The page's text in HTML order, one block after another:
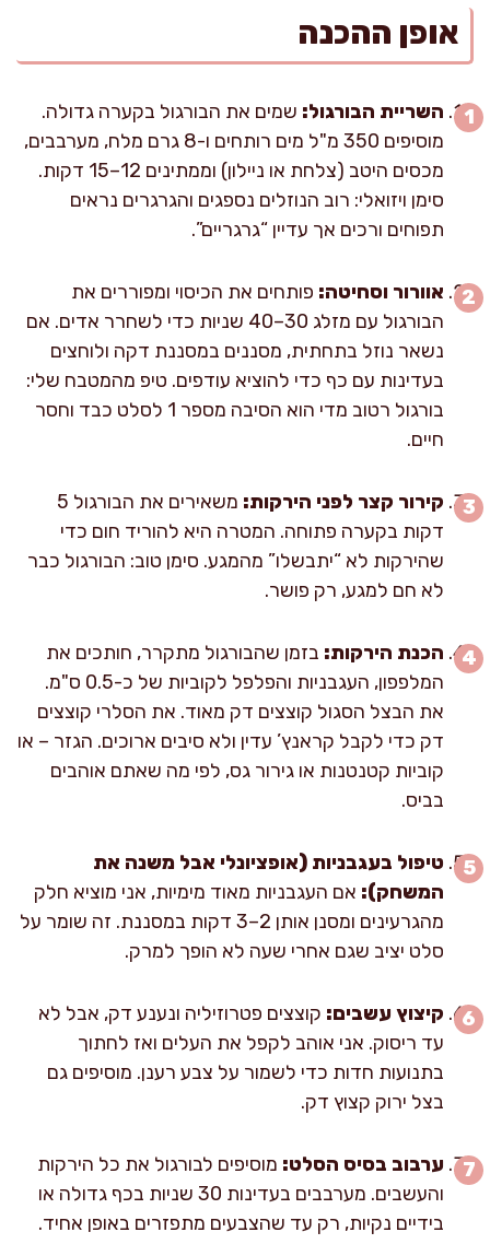
אופן ההכנה
השריית הבורגול: שמים את הבורגול בקערה גדולה.
מוסיפים 350 מ"ל מים רותחים ו-8 גרם מלח, מערבבים,
מכסים היטב (צלחת או ניילון) וממתינים 12–15 דקות.
סימן ויזואלי: רוב הנוזלים נספגים והגרגרים נראים
תפוחים ורכים אך עדיין “גרגריים”.
אוורור וסחיטה: פותחים את הכיסוי ומפוררים את
הבורגול עם מזלג 30–40 שניות כדי לשחרר אדים. אם
נשאר נוזל בתחתית, מסננים במסננת דקה ולוחצים
בעדינות עם כף כדי להוציא עודפים. טיפ מהמטבח שלי:
בורגול רטוב מדי הוא הסיבה מספר 1 לסלט כבד וחסר
חיים.
קירור קצר לפני הירקות:
משאירים את הבורגול 5
דקות בקערה פתוחה. המטרה היא להוריד חום כדי
שהירקות לא “יתבשלו” מהמגע. סימן טוב: הבורגול כבר
לא חם למגע, רק פושר.
הכנת הירקות: בזמן שהבורגול מתקרר, חותכים את
המלפפון, העגבניות והפלפל לקוביות של כ-0.5 ס"מ.
את הבצל הסגול קוצצים דק מאוד. את הסלרי קוצצים
דק כדי לקבל קראנץ’ עדין ולא סיבים ארוכים. הגזר – או
קוביות קטנטנות או גירור גס, לפי מה שאתם אוהבים
בביס.
טיפול בעגבניות (אופציונלי אבל משנה את
המשחק): אם העגבניות מאוד מימיות, אני מוציא חלק
מהגרעינים ומסנן אותן 2–3 דקות במסננת. זה שומר על
סלט יציב שגם אחרי שעה לא הופך למרק.
קיצוץ עשבים: קוצצים פטרוזיליה ונענע דק, אבל לא
עד ריסוק. אני אוהב לקפל את העלים ואז לחתוך
בתנועות חדות כדי לשמור על צבע רענן. מוסיפים גם
בצל ירוק קצוץ דק.
ערבוב בסיס הסלט: מוסיפים לבורגול את כל הירקות
והעשבים. מערבבים בעדינות 30 שניות בכף גדולה או
בידיים נקיות, רק עד שהצבעים מתפזרים באופן אחיד.